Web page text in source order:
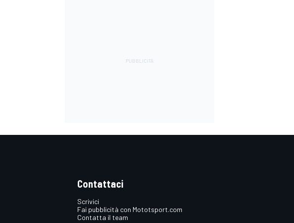
Contattaci
Scrivici
Fai pubblicità con Mototsport.com
Contatta il team